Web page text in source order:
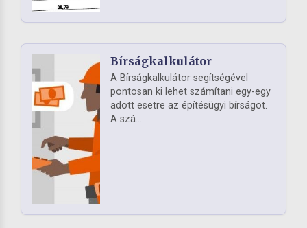
Bírságkalkulátor
A Bírságkalkulátor segítségével
pontosan ki lehet számítani egy-egy
adott esetre az építésügyi bírságot.
A szá...